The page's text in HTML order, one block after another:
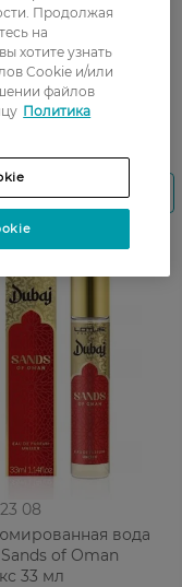
08
вода
Sheik's Delight
33 мл
08
вода
of Oman
33 мл
Продолжая
на
хотите узнать
Cookie и/или
файлов
Политика